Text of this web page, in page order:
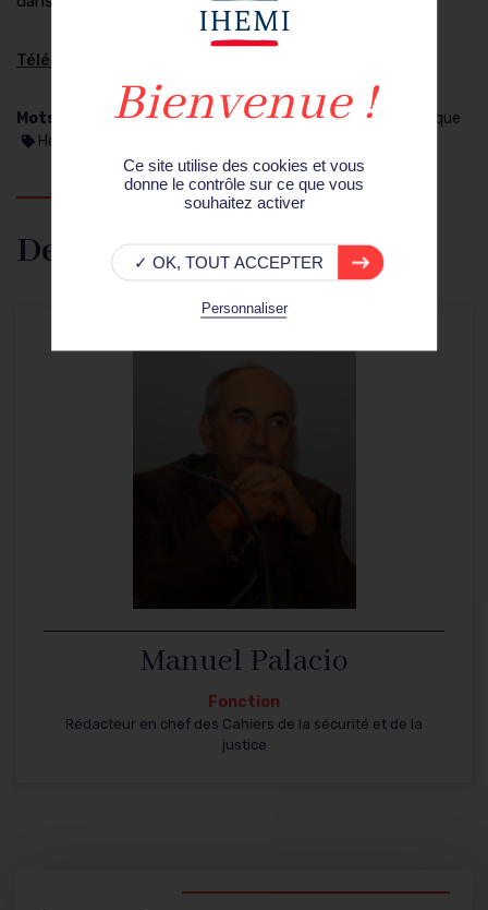
Téléchargement en accès libre
Mots-clés Histoire, philosophie
Criminologie, forensique
Homicides
Derrière cette publication
Manuel Palacio
Fonction
Rédacteur en chef des Cahiers de la sécurité et de la
justice
Ce site utilise des cookies et vous
donne le contrôle sur ce que vous
souhaitez activer
✓ OK, TOUT ACCEPTER
Personnaliser